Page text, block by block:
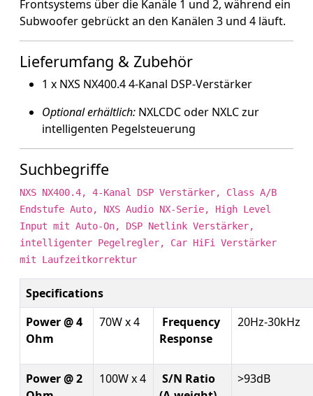
Frontsystems über die Kanäle 1 und 2, während ein
Subwoofer gebrückt an den Kanälen 3 und 4 läuft.
Lieferumfang & Zubehör
1 x NXS NX400.4 4-Kanal DSP-Verstärker
Optional erhältlich: NXLCDC oder NXLC zur
intelligenten Pegelsteuerung
Suchbegriffe
NXS NX400.4, 4-Kanal DSP Verstärker, Class A/B
Endstufe Auto, NXS Audio NX-Serie, High Level
Input mit Auto-On, DSP Netlink Verstärker,
intelligenter Pegelregler, Car HiFi Verstärker
mit Laufzeitkorrektur
Specifications
Power @ 4
Ohm
70W x 4
Frequency
Response
20Hz-30kHz
Power @ 2
100W x 4
S/N Ratio
>93dB